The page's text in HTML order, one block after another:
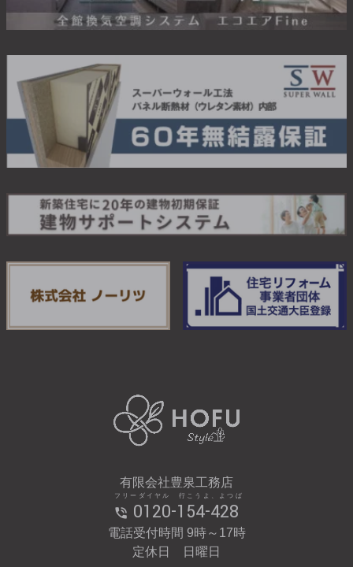
有限会社豊泉工務店
0120-154-428
フリーダイヤル 行こうよ、よつば
電話受付時間 9時～17時
定休日 日曜日